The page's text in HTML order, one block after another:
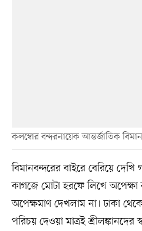
কলম্বোর বন্দরনায়েক আন্তর্জাতিক
বিমানবন্দরের বাইরে বেরিয়ে
কাগজে মোটা হরফে লিখে
অপেক্ষমাণ দেখলাম না। ঢাকা
পরিচয় দেওয়া মাত্রই শ্রীলঙ্কানদের